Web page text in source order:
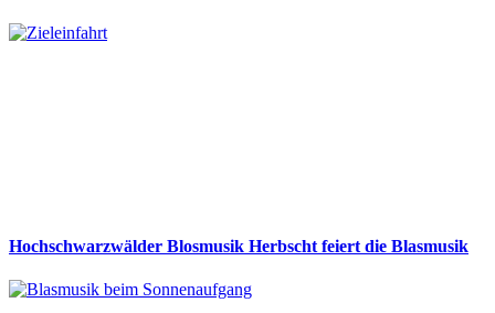
Hochschwarzwälder Blosmusik Herbscht feiert die Blasmusik